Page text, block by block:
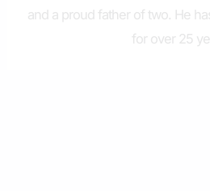
and a proud father of two. He
for over 25